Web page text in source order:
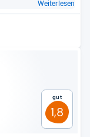
Weiterlesen
Gut
1,8